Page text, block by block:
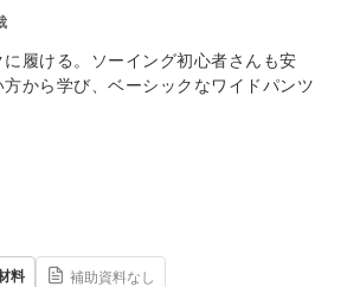
履ける。ソーイング初心者さんも安
から学び、ベーシックなワイドパンツ
料 補助資料なし